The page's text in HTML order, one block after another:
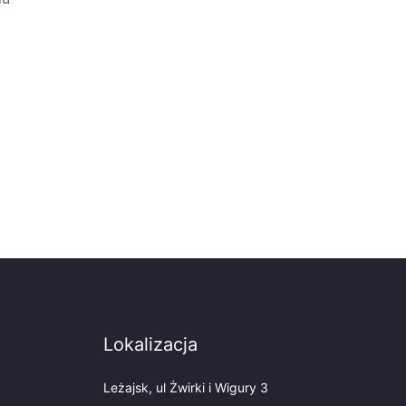
Lokalizacja
Leżajsk, ul Żwirki i Wigury 3